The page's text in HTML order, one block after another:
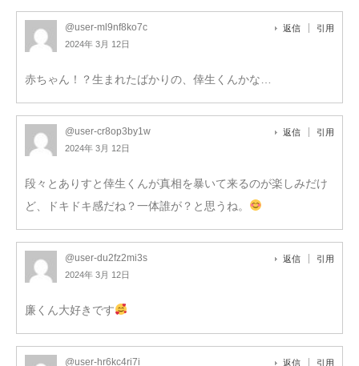
@user-ml9nf8ko7c
2024年 3月 12日
返信 引用
赤ちゃん！？生まれたばかりの、倖生くんかな…
@user-cr8op3by1w
2024年 3月 12日
返信 引用
段々とありすと倖生くんが真相を暴いて来るのが楽しみだけ
ど、ドキドキ感だね？一体誰が？と思うね。
@user-du2fz2mi3s
2024年 3月 12日
返信 引用
廉くん大好きです
@user-hr6kc4ri7i 返信 引用